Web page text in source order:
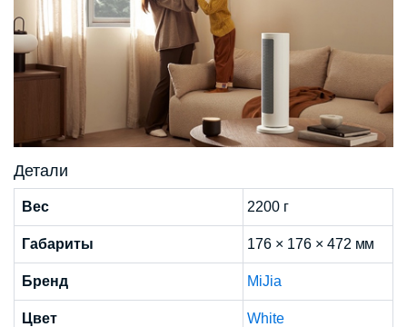
Детали
Вес 2200 г
Габариты 176 × 176 × 472 мм
Бренд MiJia
Цвет White